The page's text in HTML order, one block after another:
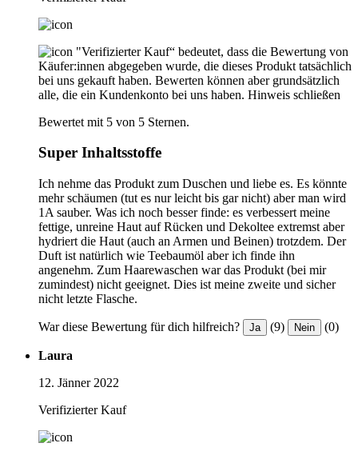
"Verifizierter Kauf“ bedeutet, dass die Bewertung von
Käufer:innen abgegeben wurde, die dieses Produkt tatsächlich
bei uns gekauft haben. Bewerten können aber grundsätzlich
alle, die ein Kundenkonto bei uns haben. Hinweis schließen
Bewertet mit 5 von 5 Sternen.
Super Inhaltsstoffe
Ich nehme das Produkt zum Duschen und liebe es. Es könnte
mehr schäumen (tut es nur leicht bis gar nicht) aber man wird
1A sauber. Was ich noch besser finde: es verbessert meine
fettige, unreine Haut auf Rücken und Dekoltee extremst aber
hydriert die Haut (auch an Armen und Beinen) trotzdem. Der
Duft ist natürlich wie Teebaumöl aber ich finde ihn
angenehm. Zum Haarewaschen war das Produkt (bei mir
zumindest) nicht geeignet. Dies ist meine zweite und sicher
nicht letzte Flasche.
War diese Bewertung für dich hilfreich? Ja (9) Nein (0)
Laura
12. Jänner 2022
Verifizierter Kauf